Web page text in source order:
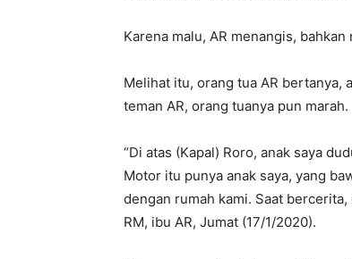
Karena malu, AR menangis,
Melihat itu, orang tua AR bertanya,
teman AR, orang tuanya pun marah.
“Di atas (Kapal) Roro, anak saya
Motor itu punya anak saya, yang
dengan rumah kami. Saat
RM, ibu AR, Jumat (17/1/2020).